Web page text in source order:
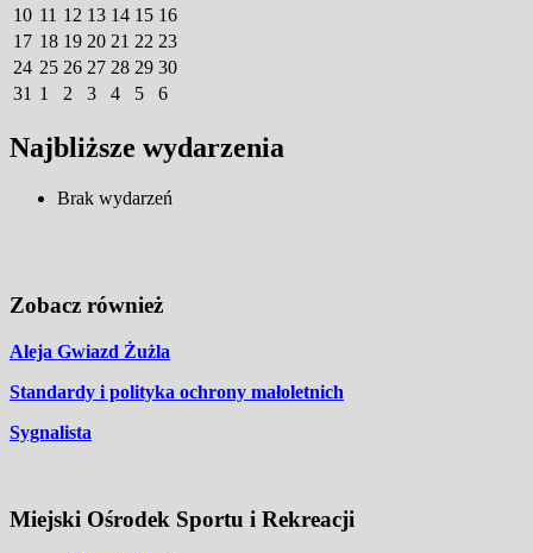
10 11 12 13 14 15 16
17 18 19 20 21 22 23
24 25 26 27 28 29 30
31 1 2 3 4 5 6
Najbliższe wydarzenia
Brak wydarzeń
Zobacz również
Aleja Gwiazd Żużla
Standardy i polityka ochrony małoletnich
Sygnalista
Miejski Ośrodek Sportu i Rekreacji